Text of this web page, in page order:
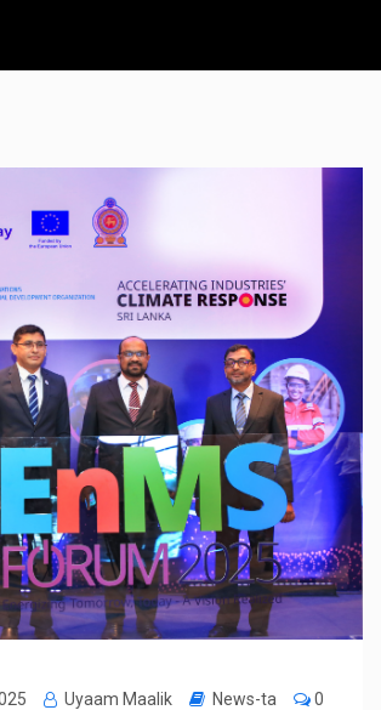
Uyaam Maalik News-ta 0